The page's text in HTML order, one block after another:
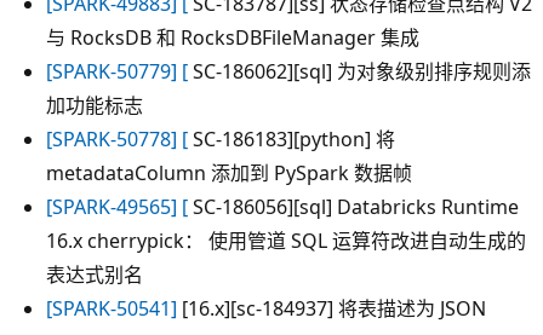
与 RocksDB 和 RocksDBFileManager 集成
[SPARK-50779] [SC-186062][sql] 为对象级别排序规则添
加功能标志
[SPARK-50778] [SC-186183][python] 将
metadataColumn 添加到 PySpark 数据帧
[SPARK-49565] [SC-186056][sql] Databricks Runtime
16.x cherrypick： 使用管道 SQL 运算符改进自动生成的
表达式别名
[SPARK-50541] [16.x][sc-184937] 将表描述为 JSON